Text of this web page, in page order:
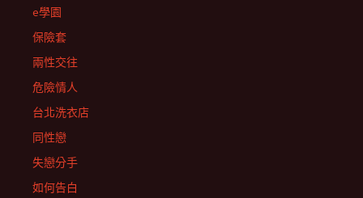
e學園
保險套
兩性交往
危險情人
台北洗衣店
同性戀
失戀分手
如何告白